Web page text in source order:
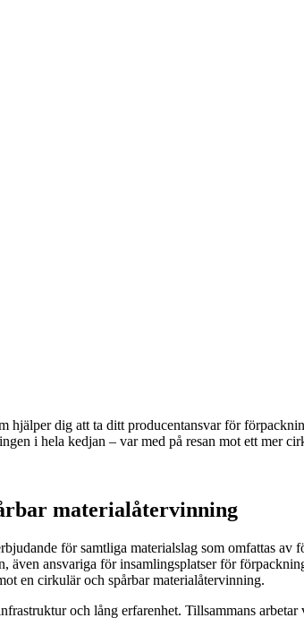
hjälper dig att ta ditt producentansvar för
i hela kedjan – var med på resan mot ett mer
materialåtervinning
för samtliga materialslag som omfattas
även ansvariga för insamlingsplatser för
en cirkulär och spårbar materialåtervinning.
och lång erfarenhet. Tillsammans